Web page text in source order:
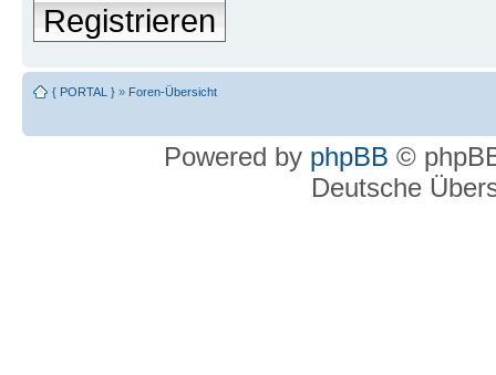
Registrieren
{ PORTAL } » Foren-Übersicht
Powered by phpBB ©
Deutsche